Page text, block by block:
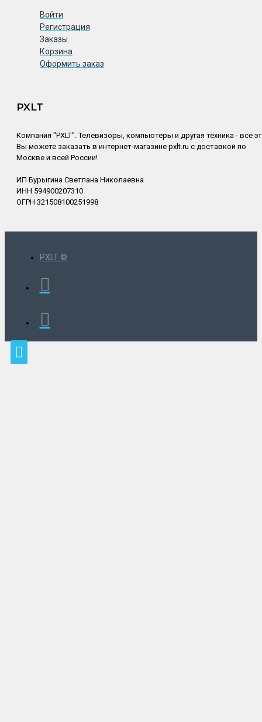
Войти
Регистрация
Заказы
Корзина
Оформить заказ
PXLT
Компания "PXLT". Телевизоры, компьютеры и другая техника - всё
Вы можете заказать в интернет-магазине pxlt.ru с доставкой по
Москве и всей России!
ИП Бурыгина Светлана Николаевна
ИНН 594900207310
ОГРН 321508100251998
PXLT ©